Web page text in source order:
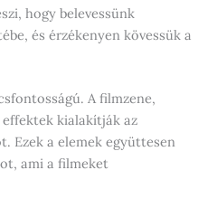
hogy belevessünk
és érzékenyen kövessük a
A filmzene,
kialakítják az
Ezek a elemek együttesen
ami a filmeket